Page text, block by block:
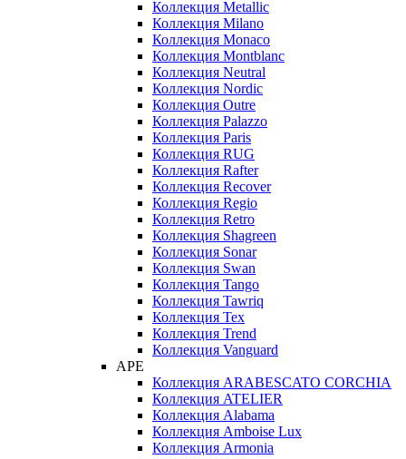
Коллекция Metallic
Коллекция Milano
Коллекция Monaco
Коллекция Montblanc
Коллекция Neutral
Коллекция Nordic
Коллекция Outre
Коллекция Palazzo
Коллекция Paris
Коллекция RUG
Коллекция Rafter
Коллекция Recover
Коллекция Regio
Коллекция Retro
Коллекция Shagreen
Коллекция Sonar
Коллекция Swan
Коллекция Tango
Коллекция Tawriq
Коллекция Tex
Коллекция Trend
Коллекция Vanguard
APE
Коллекция ARABESCATO CORCHIA
Коллекция ATELIER
Коллекция Alabama
Коллекция Amboise Lux
Коллекция Armonia